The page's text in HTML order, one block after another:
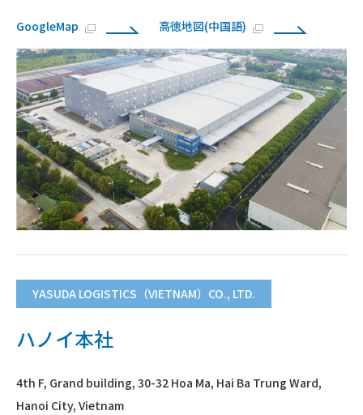
GoogleMap 高徳地図(中国語)
YASUDA LOGISTICS（VIETNAM）CO., LTD.
ハノイ本社
4th F, Grand building, 30-32 Hoa Ma, Hai Ba Trung Ward,
Hanoi City, Vietnam